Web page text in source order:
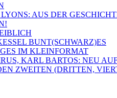
AUS DER
BUNT(SCHWARZ)ES
IM KLEINFORMAT
KARL BARTOS: NEU
ZWEITEN (DRITTEN,